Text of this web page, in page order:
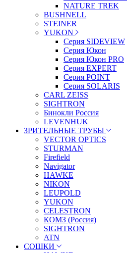
NATURE TREK
BUSHNELL
STEINER
YUKON
Серия SIDEVIEW
Серия Юкон
Серия Юкон PRO
Серия EXPERT
Серия POINT
Серия SOLARIS
CARL ZEISS
SIGHTRON
Бинокли Россия
LEVENHUK
ЗРИТЕЛЬНЫЕ ТРУБЫ
VECTOR OPTICS
STURMAN
Firefield
Navigator
HAWKE
NIKON
LEUPOLD
YUKON
CELESTRON
КОМЗ (Россия)
SIGHTRON
ATN
СОШКИ